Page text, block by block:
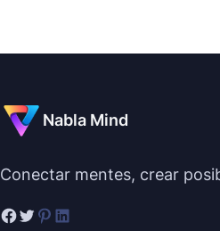
Nabla Mind
Conectar mentes, crear